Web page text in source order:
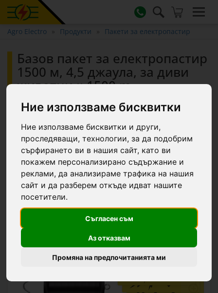
Ние използваме бисквитки
Ние използваме бисквитки и други,
проследяващи, технологии, за да подобрим
сърфирането ви в нашия сайт, като ви
покажем персонализирано съдържание и
реклами, да анализираме трафика на нашия
сайт и да разберем откъде идват нашите
посетители.
Съгласен съм
Аз отказвам
Промяна на предпочитанията ми
Agro Electro Продукти Пакети за електропастир
Базов пакет за електропастир
1500 м, 4,5 джаула, за диви
животни :: 1500 m
-7.3 €